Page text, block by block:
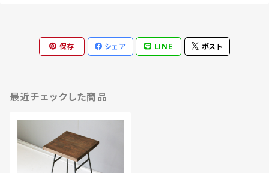
保存 シェア LINE ポスト
最近チェックした商品